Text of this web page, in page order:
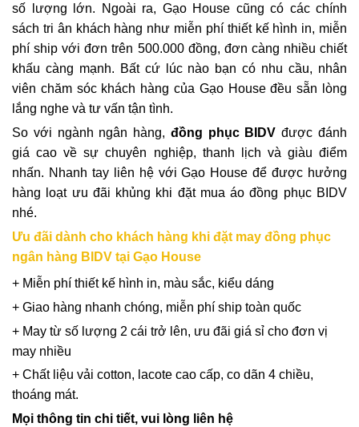
số lượng lớn. Ngoài ra, Gạo House cũng có các chính
sách tri ân khách hàng như miễn phí thiết kế hình in, miễn
phí ship với đơn trên 500.000 đồng, đơn càng nhiều chiết
khấu càng mạnh. Bất cứ lúc nào bạn có nhu cầu, nhân
viên chăm sóc khách hàng của Gạo House đều sẵn lòng
lắng nghe và tư vấn tận tình.
So với ngành ngân hàng, đồng phục BIDV được đánh
giá cao về sự chuyên nghiệp, thanh lịch và giàu điểm
nhấn. Nhanh tay liên hệ với Gạo House để được hưởng
hàng loạt ưu đãi khủng khi đặt mua áo đồng phục BIDV
nhé.
Ưu đãi dành cho khách hàng khi đặt may đồng phục
ngân hàng BIDV tại Gạo House
+ Miễn phí thiết kế hình in, màu sắc, kiểu dáng
+ Giao hàng nhanh chóng, miễn phí ship toàn quốc
+ May từ số lượng 2 cái trở lên, ưu đãi giá sỉ cho đơn vị
may nhiều
+ Chất liệu vải cotton, lacote cao cấp, co dãn 4 chiều,
thoáng mát.
Mọi thông tin chi tiết, vui lòng liên hệ